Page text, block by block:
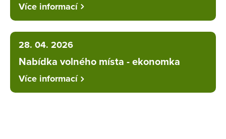
Více informací
28. 04. 2026
Nabídka volného místa - ekonomka
Více informací